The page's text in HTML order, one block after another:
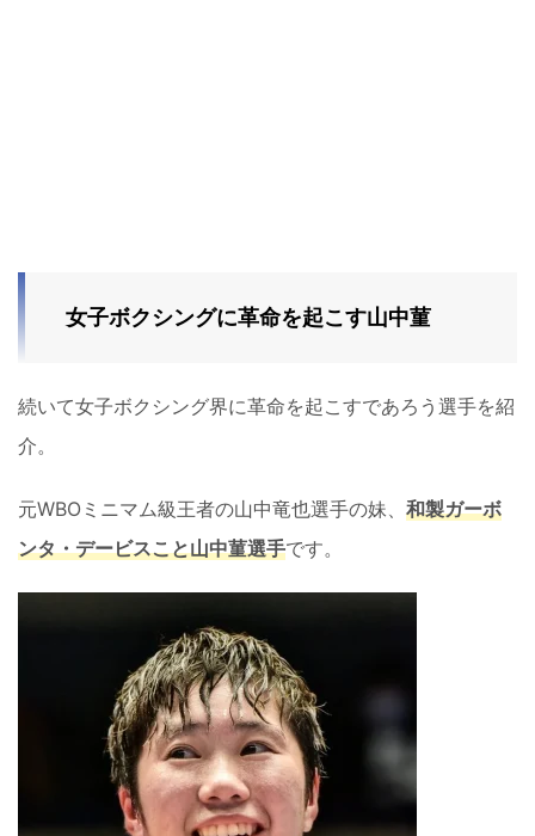
女子ボクシングに革命を起こす山中菫
続いて女子ボクシング界に革命を起こすであろう選手を紹
介。
元WBOミニマム級王者の山中竜也選手の妹、 和製ガーボ
ンタ・デービスこと山中菫選手です。